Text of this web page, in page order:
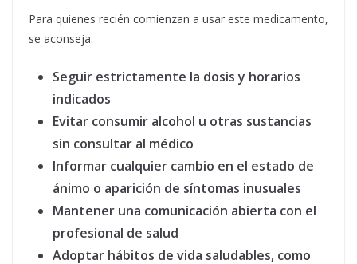
Para quienes recién comienzan a usar este medicamento,
se aconseja:
Seguir estrictamente la dosis y horarios
indicados
Evitar consumir alcohol u otras sustancias
sin consultar al médico
Informar cualquier cambio en el estado de
ánimo o aparición de síntomas inusuales
Mantener una comunicación abierta con el
profesional de salud
Adoptar hábitos de vida saludables, como